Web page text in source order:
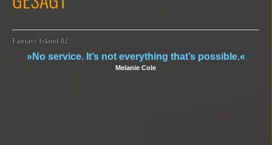
Fantasy Island 02
»No service. It’s not everything that’s possible.«
Melanie Cole